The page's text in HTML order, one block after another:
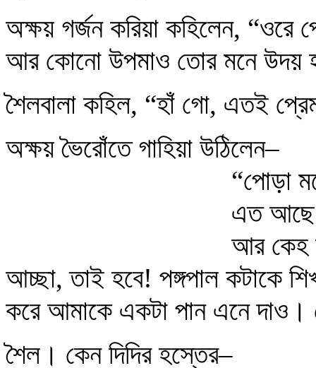
অক্ষয় গর্জন করিয়া কহিলেন, “ওরে
আর কোনো উপমাও তোর মনে উদয়
শৈলবালা কহিল, “হাঁ গো, এতই
অক্ষয় ভৈরোঁতে গাহিয়া উঠিলেন–
“পোড়া
এত আছে
আর কেহ
আচ্ছা, তাই হবে! পঙ্গপাল কটাকে
করে আমাকে একটা পান এনে দাও।
শৈল। কেন দিদির হস্তের–